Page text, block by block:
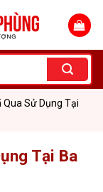
Sử Dụng Tại
Tại Ba